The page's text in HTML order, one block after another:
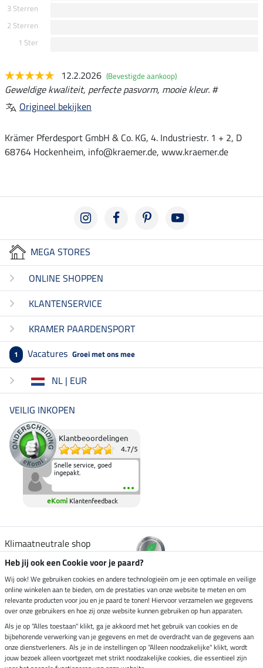
3 Sterren
2 Sterren
1 Ster
12.2.2026 (Bevestigde aankoop)
Geweldige kwaliteit, perfecte pasvorm, mooie kleur. #
Origineel bekijken
Krämer Pferdesport GmbH & Co. KG, 4. Industriestr. 1 + 2, D
68764 Hockenheim, info@kraemer.de, www.kraemer.de
MEGA STORES
ONLINE SHOPPEN
KLANTENSERVICE
KRAMER PAARDENSPORT
1 Vacatures Groei met ons mee
NL | EUR
VEILIG INKOPEN
Klantbeoordelingen
4.7/5
Snelle service, goed
ingepakt.
eKomi Klantenfeedback
Klimaatneutrale shop
Verzending per
Veilig betalen met
Heb jij ook een Cookie voor je paard?
Wij ook! We gebruiken cookies en andere technologieën om je een optimale en veilige
online winkelen aan te bieden, om de prestaties van onze website te meten en om
relevante producten voor jou en je paard te tonen! Hiervoor verzamelen we gegevens
over onze gebruikers en hoe zij onze website kunnen gebruiken op hun apparaten.
Als je op "Alles toestaan" klikt, ga je akkoord met het gebruik van cookies en de
bijbehorende verwerking van je gegevens en met de overdracht van de gegevens aan
onze dienstverleners. Als je in de instellingen op "Alleen noodzakelijke" klikt, wordt
jouw bezoek alleen voortgezet met strikt noodzakelijke cookies, die essentieel zijn